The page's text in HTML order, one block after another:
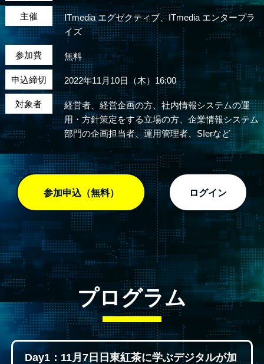
主催
ITmedia エグゼクティブ、ITmedia エンタープラ
イズ
参加費 無料
申込締切 2022年11月10日（木）16:00
対象者
経営者、経営企画の方、社内情報システムの運
用・方針策定をする立場の方、企業情報システム
部門の企画担当者、運用管理者、SIerなど
参加申込（無料） ログイン
プログラム
Day1：11月7日 日東紅茶に学ぶデジタルが加